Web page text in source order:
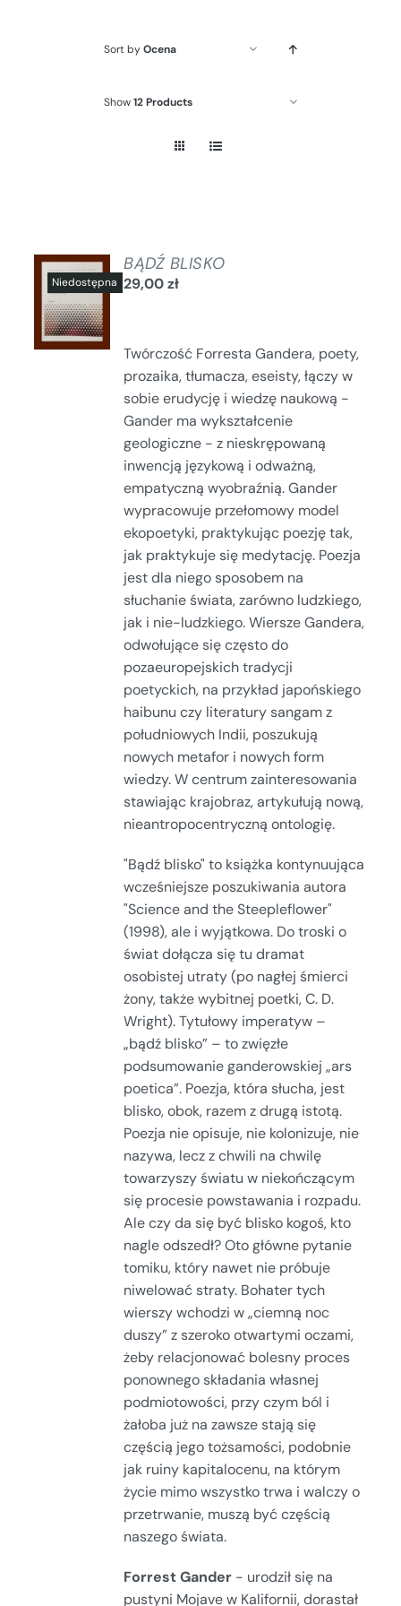
Sort byOcena
Show12 Products
SZCZEGÓŁY
BĄDŹ BLISKO
29,00zł
Twórczość Forresta Gandera, poety,
prozaika, tłumacza, eseisty, łączy w
sobie erudycję i wiedzę naukową -
Gander ma wykształcenie
geologiczne - z nieskrępowaną
inwencją językową i odważną,
empatyczną wyobraźnią. Gander
wypracowuje przełomowy model
ekopoetyki, praktykując poezję tak,
jak praktykuje się medytację. Poezja
jest dla niego sposobem na
słuchanie świata, zarówno ludzkiego,
jak i nie-ludzkiego. Wiersze Gandera,
odwołujące się często do
pozaeuropejskich tradycji
poetyckich, na przykład japońskiego
haibunu czy literatury sangam z
południowych Indii, poszukują
nowych metafor i nowych form
wiedzy. W centrum zainteresowania
stawiając krajobraz, artykułują nową,
nieantropocentryczną ontologię.
"Bądź blisko" to książka kontynuująca
wcześniejsze poszukiwania autora
"Science and the Steepleflower"
(1998), ale i wyjątkowa. Do troski o
świat dołącza się tu dramat
osobistej utraty (po nagłej śmierci
żony, także wybitnej poetki, C. D.
Wright). Tytułowy imperatyw –
„bądź blisko” – to zwięzłe
podsumowanie ganderowskiej „ars
poetica”. Poezja, która słucha, jest
blisko, obok, razem z drugą istotą.
Poezja nie opisuje, nie kolonizuje, nie
nazywa, lecz z chwili na chwilę
towarzyszy światu w niekończącym
się procesie powstawania i rozpadu.
Ale czy da się być blisko kogoś, kto
nagle odszedł? Oto główne pytanie
tomiku, który nawet nie próbuje
niwelować straty. Bohater tych
wierszy wchodzi w „ciemną noc
duszy” z szeroko otwartymi oczami,
żeby relacjonować bolesny proces
ponownego składania własnej
podmiotowości, przy czym ból i
żałoba już na zawsze stają się
częścią jego tożsamości, podobnie
jak ruiny kapitalocenu, na którym
życie mimo wszystko trwa i walczy o
przetrwanie, muszą być częścią
naszego świata.
Forrest Gander - urodził się na
pustyni Mojave w Kalifornii, dorastał